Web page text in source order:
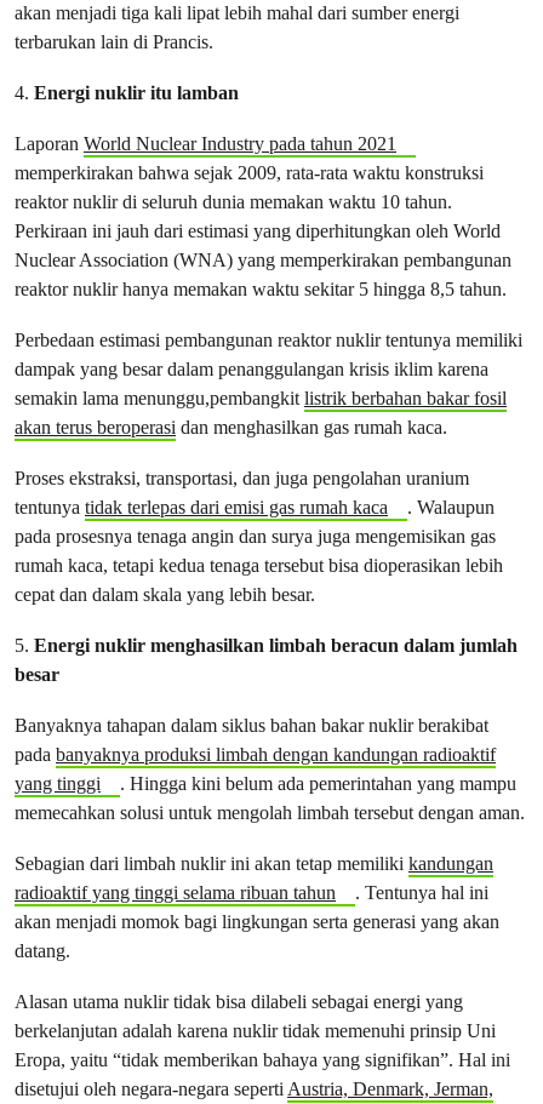
akan menjadi tiga kali lipat lebih mahal dari sumber energi
terbarukan lain di Prancis.
4. Energi nuklir itu lamban
Laporan World Nuclear Industry pada tahun 2021
memperkirakan bahwa sejak 2009, rata-rata waktu konstruksi
reaktor nuklir di seluruh dunia memakan waktu 10 tahun.
Perkiraan ini jauh dari estimasi yang diperhitungkan oleh World
Nuclear Association (WNA) yang memperkirakan pembangunan
reaktor nuklir hanya memakan waktu sekitar 5 hingga 8,5 tahun.
Perbedaan estimasi pembangunan reaktor nuklir tentunya memiliki
dampak yang besar dalam penanggulangan krisis iklim karena
semakin lama menunggu,pembangkitlistrik berbahan bakar fosil
akan terus beroperasi dan menghasilkan gas rumah kaca.
Proses ekstraksi, transportasi, dan juga pengolahan uranium
tentunya tidak terlepas dari emisi gas rumah kaca
. Walaupun
pada prosesnya tenaga angin dan surya juga mengemisikan gas
rumah kaca, tetapi kedua tenaga tersebut bisa dioperasikan lebih
cepat dan dalam skala yang lebih besar.
5. Energi nuklir menghasilkan limbah beracun dalam jumlah
besar
Banyaknya tahapan dalam siklus bahan bakar nuklir berakibat
pada banyaknya produksi limbah dengan kandungan radioaktif
yang tinggi
. Hingga kini belum ada pemerintahan yang mampu
memecahkan solusi untuk mengolah limbah tersebut dengan aman.
Sebagian dari limbah nuklir ini akan tetap memiliki kandungan
radioaktif yang tinggi selama ribuan tahun
. Tentunya hal ini
akan menjadi momok bagi lingkungan serta generasi yang akan
datang.
Alasan utama nuklir tidak bisa dilabeli sebagai energi yang
berkelanjutan adalah karena nuklir tidak memenuhi prinsip Uni
Eropa, yaitu “tidak memberikan bahaya yang signifikan”. Hal ini
disetujui oleh negara-negara sepertiAustria, Denmark, Jerman,